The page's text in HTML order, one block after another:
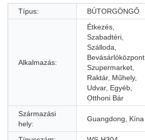
Típus:
BÚTORGÖNGŐ
Alkalmazás:
Étkezés,
Szabadtéri,
Szálloda,
Bevásárlóközpont,
Szupermarket,
Raktár, Műhely,
Udvar, Egyéb,
Otthoni Bár
Származási
hely:
Guangdong, Kína